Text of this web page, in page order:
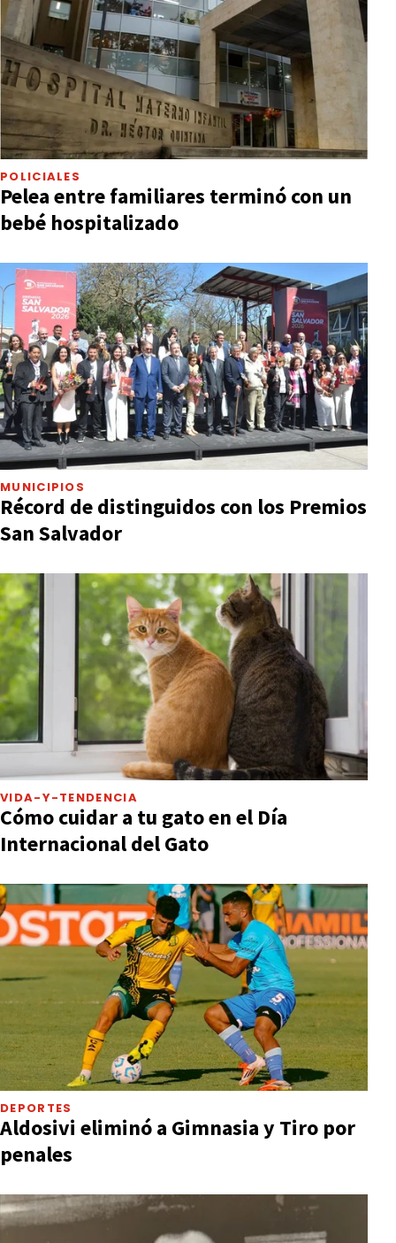
POLICIALES
Pelea entre familiares terminó con un
bebé hospitalizado
MUNICIPIOS
Récord de distinguidos con los Premios
San Salvador
VIDA-Y-TENDENCIA
Cómo cuidar a tu gato en el Día
Internacional del Gato
DEPORTES
Aldosivi eliminó a Gimnasia y Tiro por
penales